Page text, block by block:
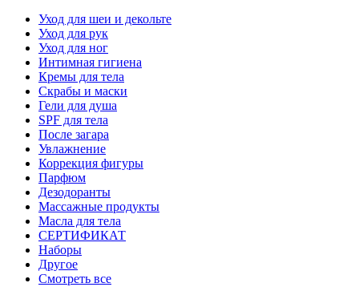
Уход для шеи и декольте
Уход для рук
Уход для ног
Интимная гигиена
Кремы для тела
Скрабы и маски
Гели для душа
SPF для тела
После загара
Увлажнение
Коррекция фигуры
Парфюм
Дезодоранты
Массажные продукты
Масла для тела
СЕРТИФИКАТ
Наборы
Другое
Смотреть все